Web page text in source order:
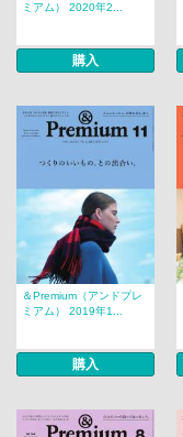
ミアム） 2020年2...
購入
＆Premium（アンドプレ
ミアム） 2019年1...
購入